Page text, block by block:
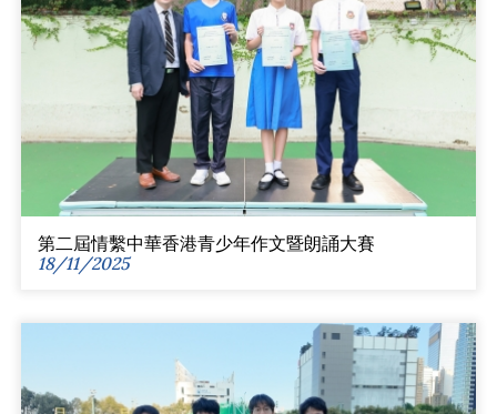
第二屆情繫中華香港青少年作文暨朗誦大賽
18/11/2025